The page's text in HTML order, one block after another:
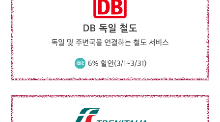
도쿄, 오사카, 나고야, 타이페이, 방콕, 싱가포르, 쿠알라룸프르, 프